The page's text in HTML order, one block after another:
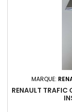
MARQUE:
RENAULT TRAFIC